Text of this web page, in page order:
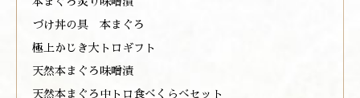
づけ丼の具 本まぐろ
極上かじき大トロギフト
天然本まぐろ味噌漬
天然本まぐろ中トロ食べくらべセット